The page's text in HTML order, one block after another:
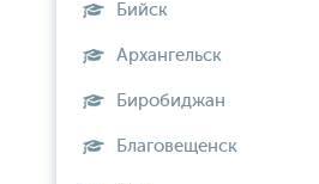
Бийск
Архангельск
Биробиджан
Благовещенск